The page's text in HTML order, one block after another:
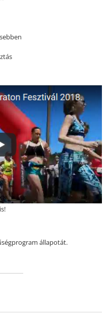
állapotát.